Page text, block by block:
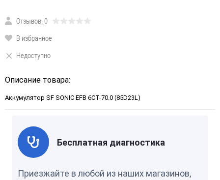
Отзывов: 0
В избранное
Недоступно
Описание товара:
Аккумулятор SF SONIC EFB 6СТ-70.0 (85D23L)
Бесплатная диагностика
Приезжайте в любой из наших магазинов,